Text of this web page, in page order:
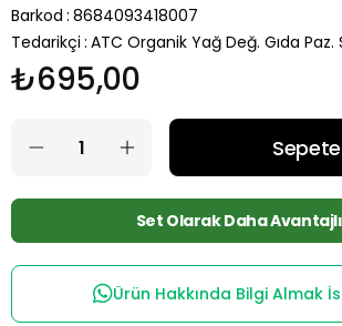
Barkod : 8684093418007
Tedarikçi : ATC Organik Yağ Değ. Gıda Paz.
₺695,00
Set Olarak Daha
Ürün Hakkında Bilgi Almak